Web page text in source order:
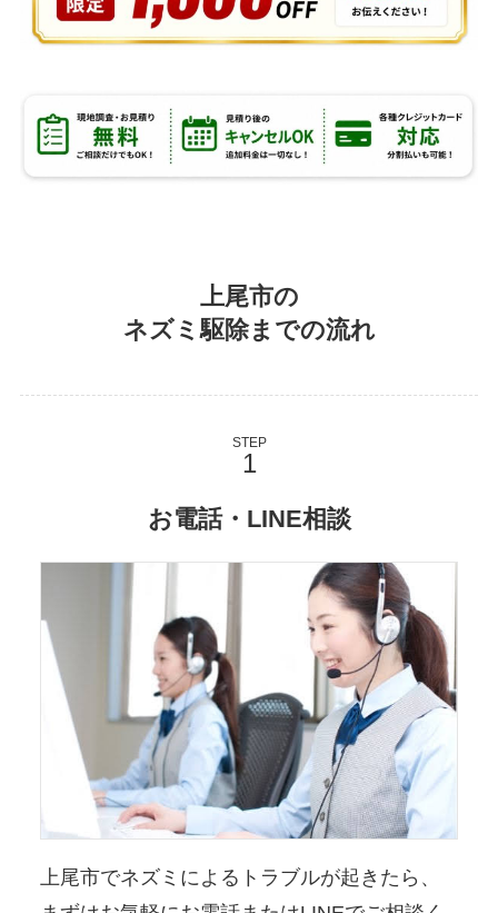
上尾市の
ネズミ駆除までの流れ
STEP
お電話・LINE相談
上尾市でネズミによるトラブルが起きたら、